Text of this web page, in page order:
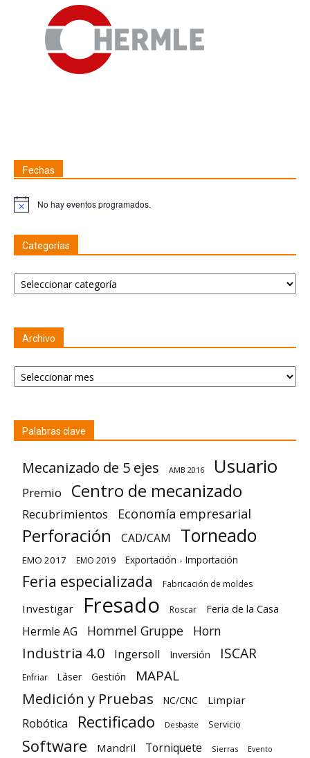
Fechas
Nota No hay eventos programados.
Categorías
Categorías
Archivo
Archivo
Palabras clave
Mecanizado de 5 ejes AMB 2016 Usuario
Premio Centro de mecanizado
Recubrimientos Economía empresarial
Perforación CAD/CAM Torneado
EMO 2017 EMO 2019 Exportación - Importación
Feria especializada Fabricación de moldes
Investigar Fresado Roscar Feria de la Casa
Hermle AG Hommel Gruppe Horn
Industria 4.0 Ingersoll Inversión ISCAR
Enfriar Láser Gestión MAPAL
Medición y Pruebas NC/CNC Limpiar
Robótica Rectificado Desbaste Servicio
Software Mandril Torniquete Sierras Evento